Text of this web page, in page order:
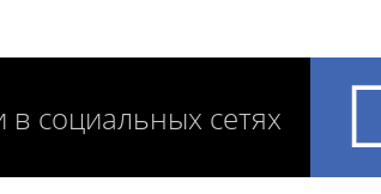
в социальных сетях